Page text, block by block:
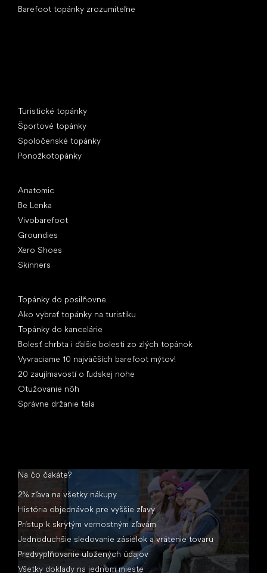
Barefoot topánky zrozumiteľne
Turistické topánky
Športové topánky
Spoločenské topánky
Ponožkotopánky
Anatomic
Be Lenka
Vivobarefoot
Groundies
Xero Shoes
Skinners
Topánky do posilňovne
Ako vybrať topánky na turistiku
Topánky do kancelárie
Bolesť chrbta i ďalšie bolesti zo zlých topánok
Vyvraciame 10 najväčších barefoot mýtov!
20 zaujímavostí o ľudskej nohe
Otužovanie nôh
Správne držanie tela
Na čo čakáte?
2% zľava na všetky nákupy
História objednávok pre vyššie zľavy
Prístup k skrytým vernostným zľavám
Jednoduchšie sledovanie zásielok a vrátenie tovaru
Predvyplňovanie uložených údajov
Všetky doklady na jednom mieste